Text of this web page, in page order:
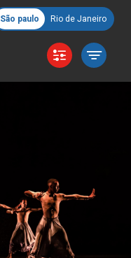
São paulo Rio de Janeiro